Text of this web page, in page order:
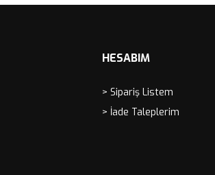
HESABIM
> Sipariş Listem
> İade Taleplerim